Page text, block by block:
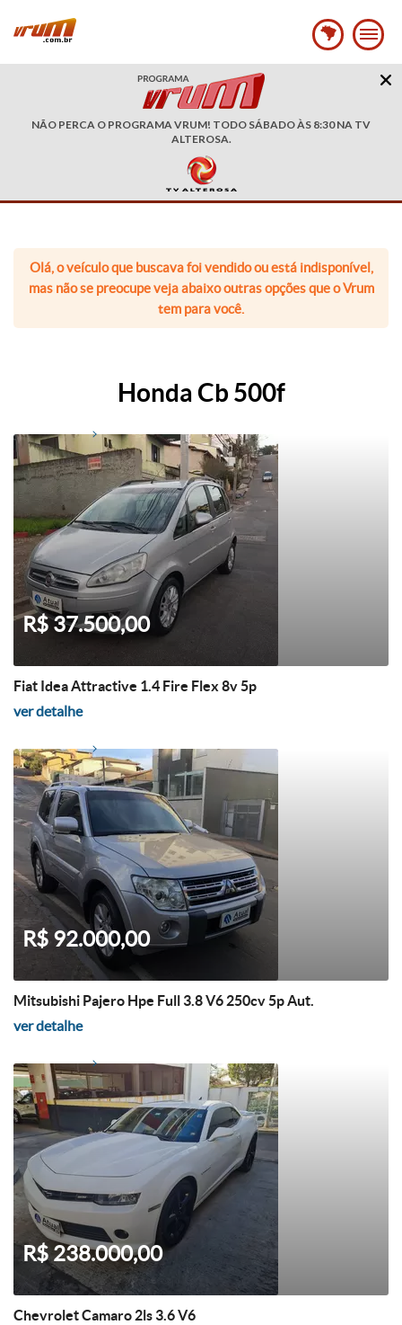
NÃO PERCA O PROGRAMA VRUM! TODO SÁBADO ÀS 8:30 NA TV
ALTEROSA.
Olá, o veículo que buscava foi vendido ou está indisponível,
mas não se preocupe veja abaixo outras opções que o Vrum
tem para você.
Honda Cb 500f
R$ 37.500,00
Fiat Idea Attractive 1.4 Fire Flex 8v 5p
ver detalhe
R$ 92.000,00
Mitsubishi Pajero Hpe Full 3.8 V6 250cv 5p Aut.
ver detalhe
R$ 238.000,00
Chevrolet Camaro 2ls 3.6 V6